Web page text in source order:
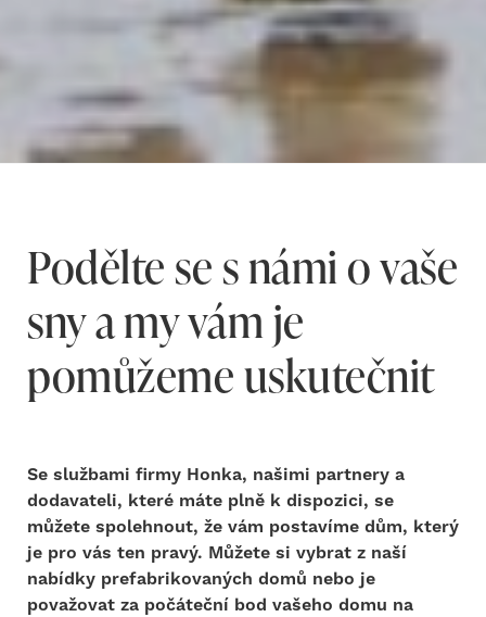
Podělte se s námi o vaše
sny a my vám je
pomůžeme uskutečnit
Se službami firmy Honka, našimi partnery a
dodavateli, které máte plně k dispozici, se
můžete spolehnout, že vám postavíme dům, který
je pro vás ten pravý. Můžete si vybrat z naší
nabídky prefabrikovaných domů nebo je
považovat za počáteční bod vašeho domu na